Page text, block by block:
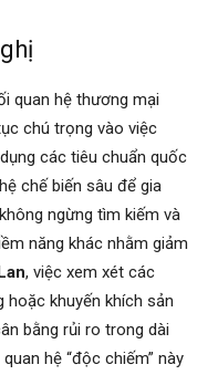
quan hệ thương mại
chú trọng vào việc
các tiêu chuẩn quốc
chế biến sâu để gia
ngừng tìm kiếm và
năng khác nhằm giảm
, việc xem xét các
khuyến khích sản
bằng rủi ro trong dài
hệ “độc chiếm” này